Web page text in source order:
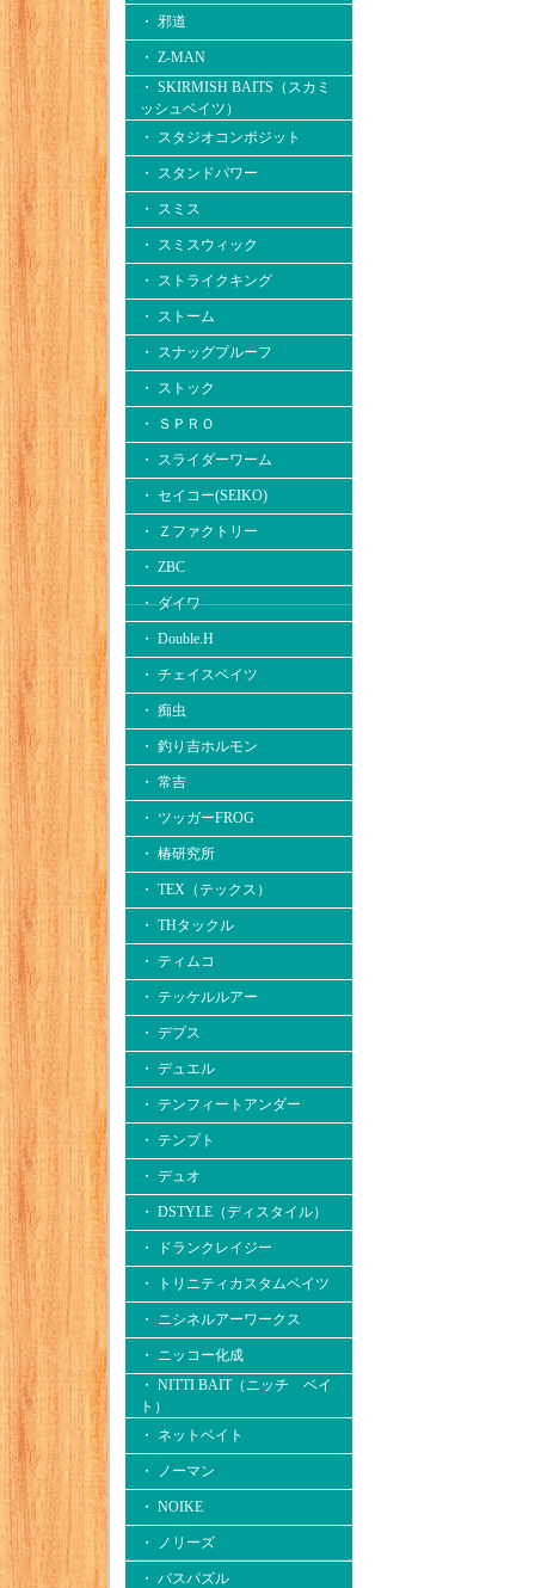
・ 邪道
・ Z-MAN
・ SKIRMISH BAITS（スカミ
ッシュベイツ）
・ スタジオコンポジット
・ スタンドパワー
・ スミス
・ スミスウィック
・ ストライクキング
・ ストーム
・ スナッグプルーフ
・ ストック
・ ＳＰＲＯ
・ スライダーワーム
・ セイコー(SEIKO)
・ Ｚファクトリー
・ ZBC
・ ダイワ
・ Double.H
・ チェイスベイツ
・ 痴虫
・ 釣り吉ホルモン
・ 常吉
・ ツッガーFROG
・ 椿研究所
・ TEX（テックス）
・ THタックル
・ ティムコ
・ テッケルルアー
・ デプス
・ デュエル
・ テンフィートアンダー
・ テンプト
・ デュオ
・ DSTYLE（ディスタイル）
・ ドランクレイジー
・ トリニティカスタムベイツ
・ ニシネルアーワークス
・ ニッコー化成
・ NITTI BAIT（ニッチ ベイ
ト）
・ ネットベイト
・ ノーマン
・ NOIKE
・ ノリーズ
・ バスパズル